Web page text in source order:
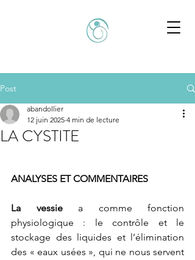
Post
LA CYSTITE
abandollier
12 juin 2025 4 min de lecture
ANALYSES ET COMMENTAIRES
La vessie a comme fonction
physiologique : le contrôle et le
stockage des liquides et l’élimination
des « eaux usées », qui ne nous servent